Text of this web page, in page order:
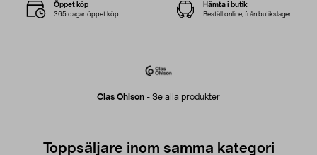
Clas Ohlson - Se alla produkter
Öppet köp
365 dagar öppet köp
Hämta i butik
Beställ online, från butikslager
Toppsäljare inom samma kategori